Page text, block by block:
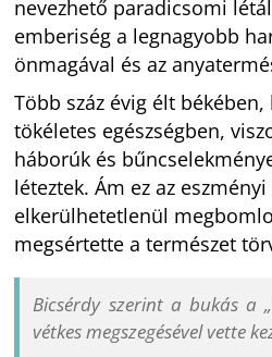
nevezhető paradicsomi
emberiség a legnagyobb
önmagával és az
Több száz évig élt
tökéletes egészségben,
háborúk és
léteztek. Ám ez az
elkerülhetetlenül
megsértette a természet
Bicsérdy szerint a bukás a
vétkes megszegésével vette